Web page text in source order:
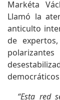
Markéta
Llamó la
anticulto
de
“Esta red